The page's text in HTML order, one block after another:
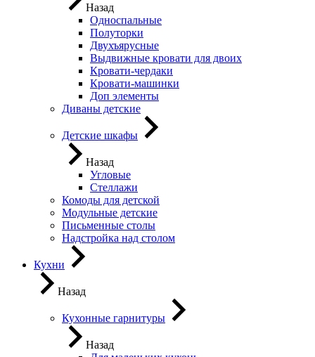
Назад
Односпальные
Полуторки
Двухъярусные
Выдвижные кровати для двоих
Кровати-чердаки
Кровати-машинки
Доп элементы
Диваны детские
Детские шкафы
Назад
Угловые
Стеллажи
Комоды для детской
Модульные детские
Письменные столы
Надстройка над столом
Кухни
Назад
Кухонные гарнитуры
Назад